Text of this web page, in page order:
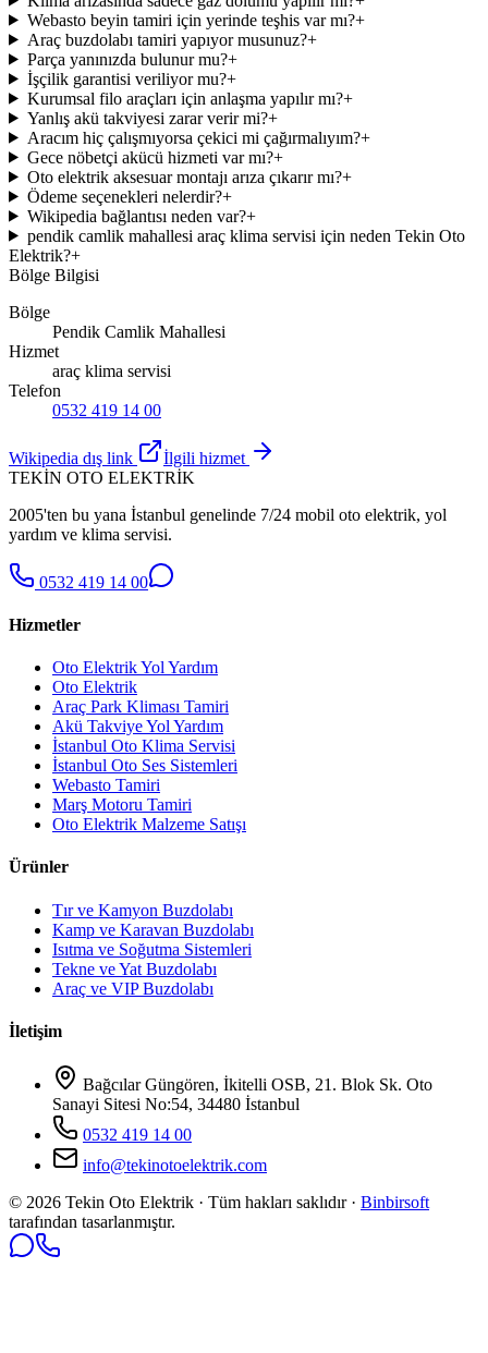
Webasto beyin tamiri için yerinde teşhis var mı?+
Araç buzdolabı tamiri yapıyor musunuz?+
Parça yanınızda bulunur mu?+
İşçilik garantisi veriliyor mu?+
Kurumsal filo araçları için anlaşma yapılır mı?+
Yanlış akü takviyesi zarar verir mi?+
Aracım hiç çalışmıyorsa çekici mi çağırmalıyım?+
Gece nöbetçi akücü hizmeti var mı?+
Oto elektrik aksesuar montajı arıza çıkarır mı?+
Ödeme seçenekleri nelerdir?+
Wikipedia bağlantısı neden var?+
pendik camlik mahallesi araç klima servisi için neden Tekin Oto
Elektrik?+
Bölge Bilgisi
Bölge
Pendik Camlik Mahallesi
Hizmet
araç klima servisi
Telefon
0532 419 14 00
Wikipedia dış link
İlgili hizmet
TEKİN OTO ELEKTRİK
2005'ten bu yana İstanbul genelinde 7/24 mobil oto elektrik, yol
yardım ve klima servisi.
0532 419 14 00
Hizmetler
Oto Elektrik Yol Yardım
Oto Elektrik
Araç Park Kliması Tamiri
Akü Takviye Yol Yardım
İstanbul Oto Klima Servisi
İstanbul Oto Ses Sistemleri
Webasto Tamiri
Marş Motoru Tamiri
Oto Elektrik Malzeme Satışı
Ürünler
Tır ve Kamyon Buzdolabı
Kamp ve Karavan Buzdolabı
Isıtma ve Soğutma Sistemleri
Tekne ve Yat Buzdolabı
Araç ve VIP Buzdolabı
İletişim
Bağcılar Güngören, İkitelli OSB, 21. Blok Sk. Oto
Sanayi Sitesi No:54, 34480 İstanbul
0532 419 14 00
info@tekinotoelektrik.com
© 2026 Tekin Oto Elektrik · Tüm hakları saklıdır · Binbirsoft
tarafından tasarlanmıştır.